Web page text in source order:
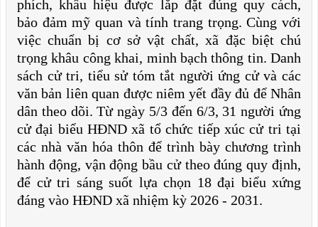
phích, khẩu hiệu được lắp đặt đúng quy cách,
bảo đảm mỹ quan và tính trang trọng. Cùng với
việc chuẩn bị cơ sở vật chất, xã đặc biệt chú
trọng khâu công khai, minh bạch thông tin. Danh
sách cử tri, tiểu sử tóm tắt người ứng cử và các
văn bản liên quan được niêm yết đầy đủ để Nhân
dân theo dõi. Từ ngày 5/3 đến 6/3, 31 người ứng
cử đại biểu HĐND xã tổ chức tiếp xúc cử tri tại
các nhà văn hóa thôn để trình bày chương trình
hành động, vận động bầu cử theo đúng quy định,
để cử tri sáng suốt lựa chọn 18 đại biểu xứng
đáng vào HĐND xã nhiệm kỳ 2026 - 2031.